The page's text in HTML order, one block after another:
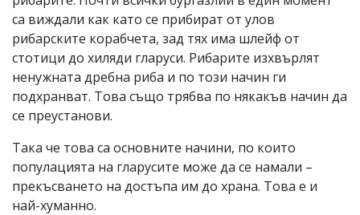
са виждали как като се прибират от улов
рибарските корабчета, зад тях има шлейф от
стотици до хиляди гларуси. Рибарите изхвърлят
ненужната дребна риба и по този начин ги
подхранват. Това също трябва по някакъв начин да
се преустанови.
Така че това са основните начини, по които
популацията на гларусите може да се намали –
прекъсването на достъпа им до храна. Това е и
най-хуманно.